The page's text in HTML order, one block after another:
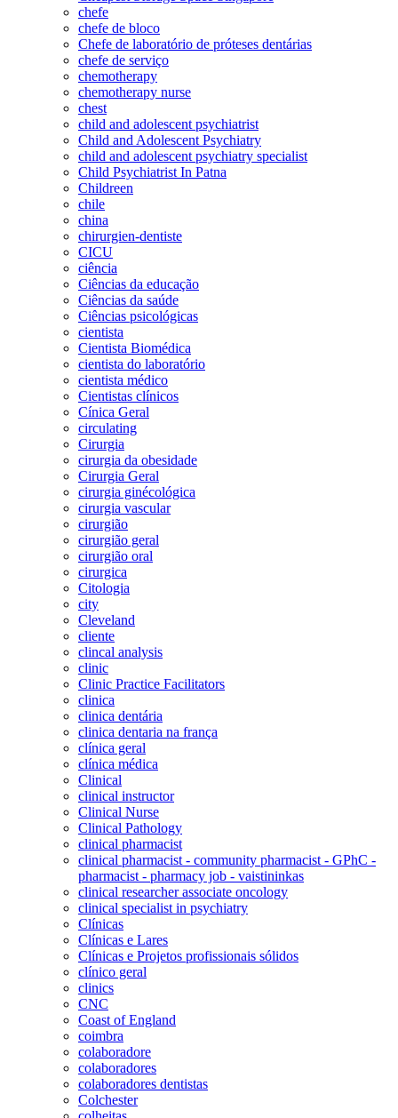
chefe
chefe de bloco
Chefe de laboratório de próteses dentárias
chefe de serviço
chemotherapy
chemotherapy nurse
chest
child and adolescent psychiatrist
Child and Adolescent Psychiatry
child and adolescent psychiatry specialist
Child Psychiatrist In Patna
Childreen
chile
china
chirurgien-dentiste
CICU
ciência
Ciências da educação
Ciências da saúde
Ciências psicológicas
cientista
Cientista Biomédica
cientista do laboratório
cientista médico
Cientistas clínicos
Cínica Geral
circulating
Cirurgia
cirurgia da obesidade
Cirurgia Geral
cirurgia ginécológica
cirurgia vascular
cirurgião
cirurgião geral
cirurgião oral
cirurgica
Citologia
city
Cleveland
cliente
clincal analysis
clinic
Clinic Practice Facilitators
clinica
clinica dentária
clinica dentaria na frança
clínica geral
clínica médica
Clinical
clinical instructor
Clinical Nurse
Clinical Pathology
clinical pharmacist
clinical pharmacist - community pharmacist - GPhC -
pharmacist - pharmacy job - vaistininkas
clinical researcher associate oncology
clinical specialist in psychiatry
Clínicas
Clínicas e Lares
Clínicas e Projetos profissionais sólidos
clínico geral
clinics
CNC
Coast of England
coimbra
colaboradore
colaboradores
colaboradores dentistas
Colchester